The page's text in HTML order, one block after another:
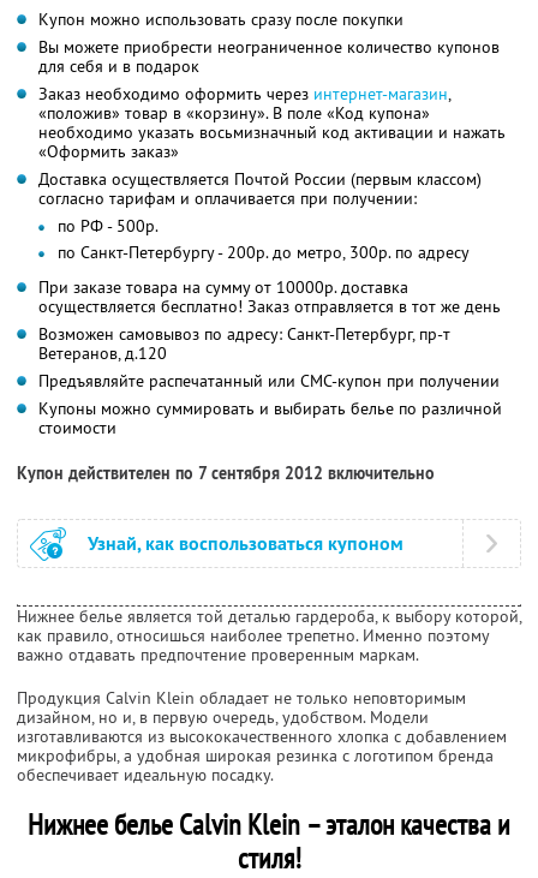
Купон можно использовать сразу после покупки
Вы можете приобрести неограниченное количество купонов
для себя и в подарок
Заказ необходимо оформить через интернет-магазин,
«положив» товар в «корзину». В поле «Код купона»
необходимо указать восьмизначный код активации и нажать
«Оформить заказ»
Доставка осуществляется Почтой России (первым классом)
согласно тарифам и оплачивается при получении:
по РФ - 500р.
по Санкт-Петербургу - 200р. до метро, 300р. по адресу
При заказе товара на сумму от 10000р. доставка
осуществляется бесплатно! Заказ отправляется в тот же день
Возможен самовывоз по адресу: Санкт-Петербург, пр-т
Ветеранов, д.120
Предъявляйте распечатанный или СМС-купон при получении
Купоны можно суммировать и выбирать белье по различной
стоимости
Купон действителен по 7 сентября 2012 включительно
Узнай, как воспользоваться купоном
Нижнее белье является той деталью гардероба, к выбору которой,
как правило, относишься наиболее трепетно. Именно поэтому
важно отдавать предпочтение проверенным маркам.
Продукция Calvin Klein обладает не только неповторимым
дизайном, но и, в первую очередь, удобством. Модели
изготавливаются из высококачественного хлопка с добавлением
микрофибры, а удобная широкая резинка с логотипом бренда
обеспечивает идеальную посадку.
Нижнее белье Calvin Klein – эталон качества и
стиля!